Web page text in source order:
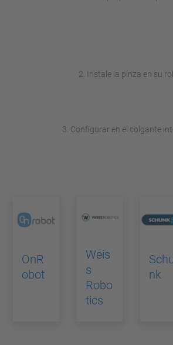
2. Instale la pinza en su
3. Configurar en el colgante
OnR
obot
Weis
s
Robo
tics
nk